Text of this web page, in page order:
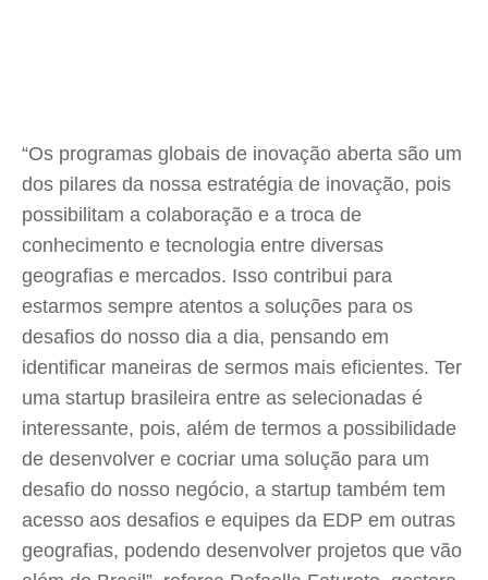
“Os programas globais de inovação aberta são um
dos pilares da nossa estratégia de inovação, pois
possibilitam a colaboração e a troca de
conhecimento e tecnologia entre diversas
geografias e mercados. Isso contribui para
estarmos sempre atentos a soluções para os
desafios do nosso dia a dia, pensando em
identificar maneiras de sermos mais eficientes. Ter
uma startup brasileira entre as selecionadas é
interessante, pois, além de termos a possibilidade
de desenvolver e cocriar uma solução para um
desafio do nosso negócio, a startup também tem
acesso aos desafios e equipes da EDP em outras
geografias, podendo desenvolver projetos que vão